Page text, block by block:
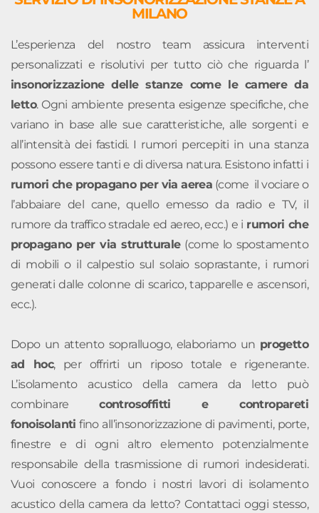
MILANO
L’esperienza del nostro team assicura interventi
personalizzati e risolutivi per tutto ciò che riguarda l’
insonorizzazione delle stanze come le camere da
letto. Ogni ambiente presenta esigenze specifiche, che
variano in base alle sue caratteristiche, alle sorgenti e
all’intensità dei fastidi. I rumori percepiti in una stanza
possono essere tanti e di diversa natura. Esistono infatti i
rumori che propagano per via aerea (come il vociare o
l’abbaiare del cane, quello emesso da radio e TV, il
rumore da traffico stradale ed aereo, ecc.) e i rumori che
propagano per via strutturale(come lo spostamento
di mobili o il calpestio sul solaio soprastante, i rumori
generati dalle colonne di scarico, tapparelle e ascensori,
ecc.).
Dopo un attento sopralluogo, elaboriamo un progetto
ad hoc, per offrirti un riposo totale e rigenerante.
L’isolamento acustico della camera da letto può
combinarecontrosoffitti e contropareti
fonoisolanti fino all’insonorizzazione di pavimenti, porte,
finestre e di ogni altro elemento potenzialmente
responsabile della trasmissione di rumori indesiderati.
Vuoi conoscere a fondo i nostri lavori di isolamento
acustico della camera da letto? Contattaci oggi stesso,